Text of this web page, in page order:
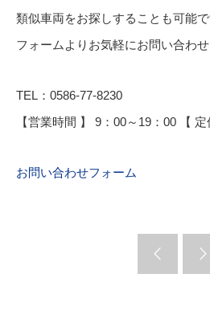
類似車両をお探しすることも可能
フォームよりお気軽にお問い合わせ
TEL：0586-77-8230
【営業時間 】 9：00～19：00 【
お問い合わせフォーム